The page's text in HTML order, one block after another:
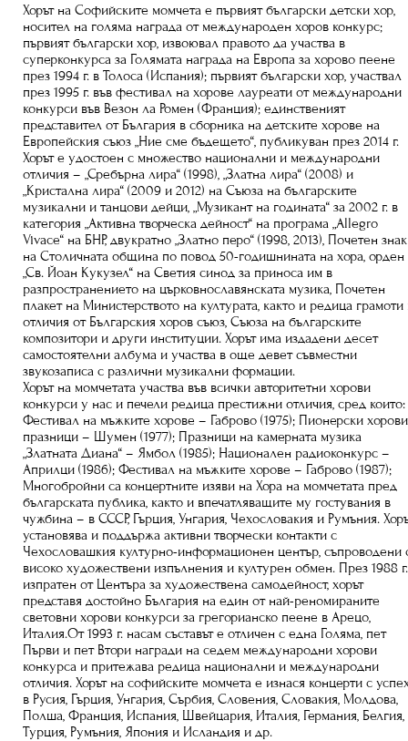
Хорът на Софийските момчета е първият български детски хор,
носител на голяма награда от международен хоров конкурс;
първият български хор, извоювал правото да участва в
суперконкурса за Голямата награда на Европа за хорово пеене
през 1994 г. в Толоса (Испания); първият български хор, участвал
през 1995 г. във фестивал на хорове лауреати от международни
конкурси във Везон ла Ромен (Франция); единственият
представител от България в сборника на детските хорове на
Европейския съюз „Ние сме бъдещето“, публикуван през 2014 г.
Хорът е удостоен с множество национални и международни
отличия – „Сребърна лира“ (1998), „Златна лира“ (2008) и
„Кристална лира“ (2009 и 2012) на Съюза на българските
музикални и танцови дейци, „Музикант на годината“ за 2002 г. в
категория „Активна творческа дейност“ на програма „Allegro
Vivace“ на БНР, двукратно „Златно перо“ (1998, 2013), Почетен знак
на Столичната община по повод 50-годишнината на хора, орден
„Св. Йоан Кукузел“ на Светия синод за приноса им в
разпространението на църковнославянската музика, Почетен
плакет на Министерството на културата, както и редица грамоти
отличия от Българския хоров съюз, Съюза на българските
композитори и други институции. Хорът има издадени десет
самостоятелни албума и участва в още девет съвместни
звукозаписа с различни музикални формации.
Хорът на момчетата участва във всички авторитетни хорови
конкурси у нас и печели редица престижни отличия, сред които:
Фестивал на мъжките хорове – Габрово (1975); Пионерски хорови
празници – Шумен (1977); Празници на камерната музика
„Златната Диана“ – Ямбол (1985); Национален радиоконкурс –
Априлци (1986); Фестивал на мъжките хорове – Габрово (1987);
Многобройни са концертните изяви на Хора на момчетата пред
българската публика, както и впечатляващите му гостувания в
чужбина – в СССР, Гърция, Унгария, Чехословакия и Румъния.
установява и поддържа активни творчески контакти с
Чехословашкия културно-информационен център, съпроводени
високо художествени изпълнения и културен обмен. През 1988
изпратен от Центъра за художествена самодейност, хорът
представя достойно България на един от най-реномираните
световни хорови конкурси за грегорианско пеене в Арецо,
Италия.От 1993 г. насам съставът е отличен с една Голяма, пет
Първи и пет Втори награди на седем международни хорови
конкурса и притежава редица национални и международни
отличия. Хорът на софийските момчета е изнася концерти с
в Русия, Гърция, Унгария, Сърбия, Словения, Словакия, Молдова,
Полша, Франция, Испания, Швейцария, Италия, Германия, Белгия,
Турция, Румъния, Япония и Исландия и др.